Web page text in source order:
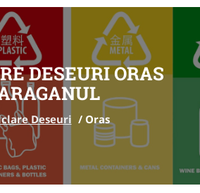
DESEURI ORAS
Deseuri / Oras